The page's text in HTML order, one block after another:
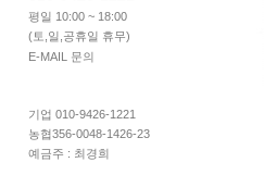
평일 10:00 ~ 18:00
(토,일,공휴일 휴무)
E-MAIL 문의
기업 010-9426-1221
농협356-0048-1426-23
예금주 : 최경희